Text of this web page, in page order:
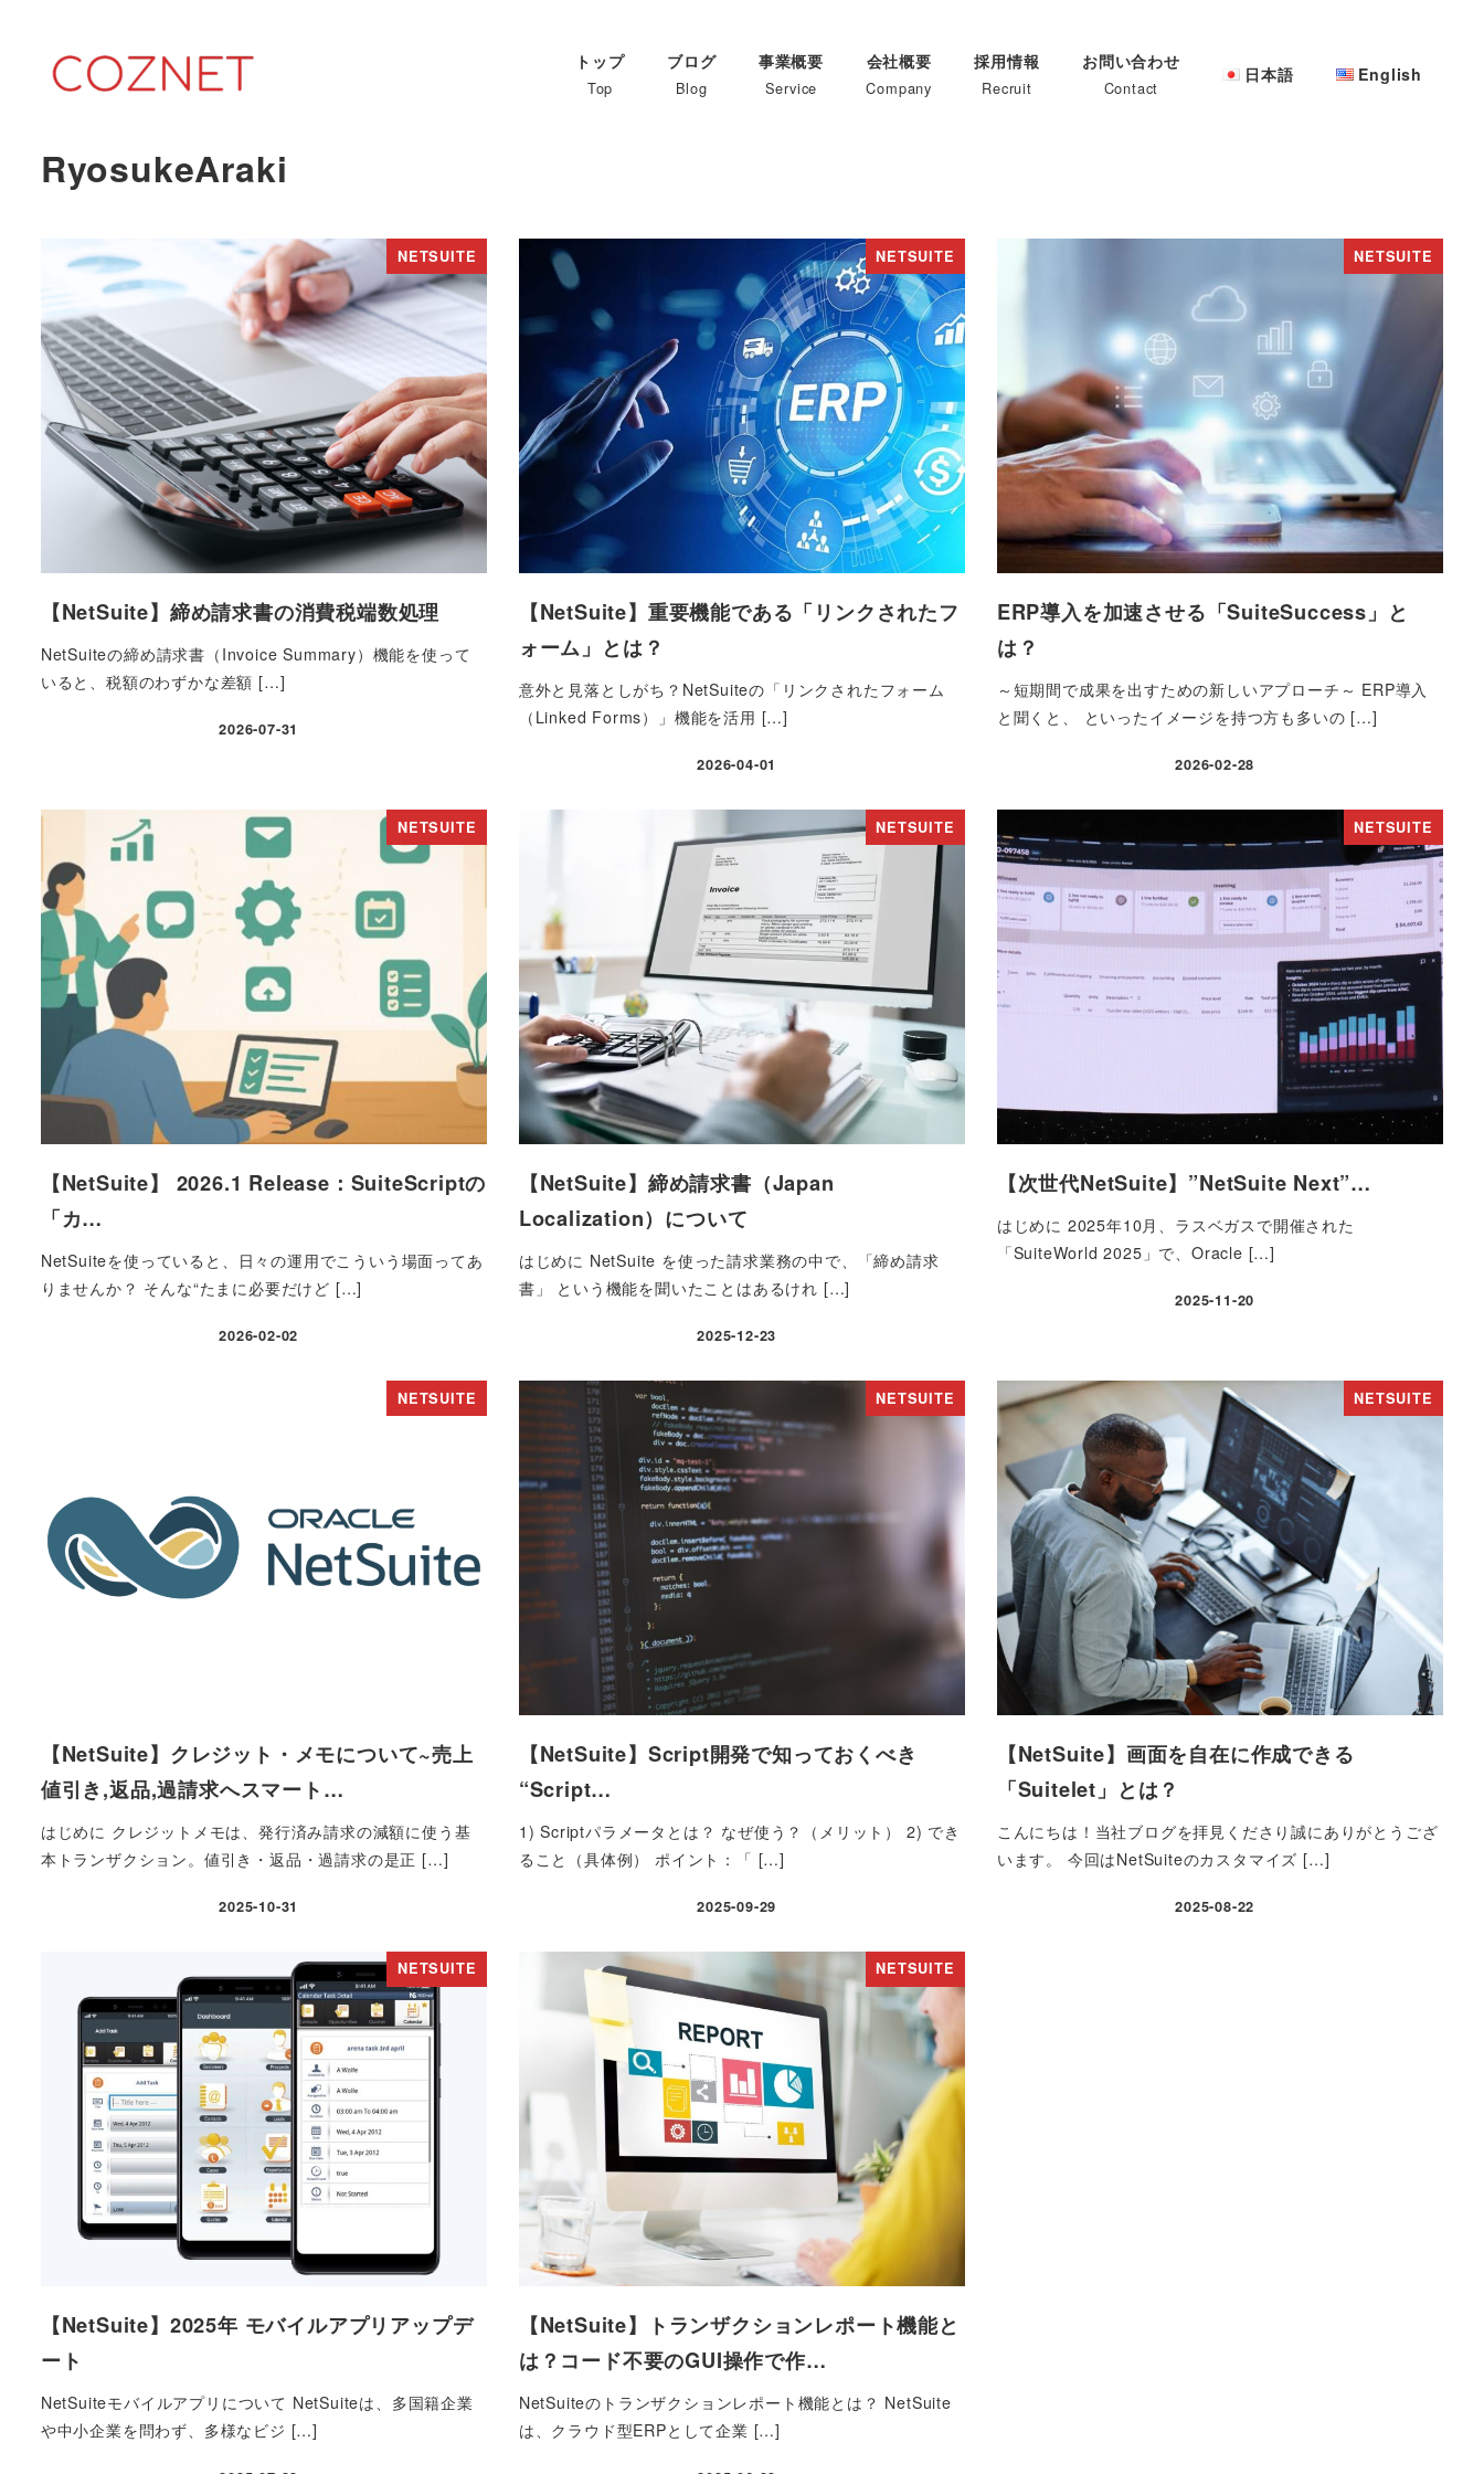
トップ
Top
ブログ
Blog
事業概要
Service
会社概要
Company
採用情報
Recruit
お問い合わせ
Contact
日本語 English
RyosukeAraki
NETSUITE
【NetSuite】締め請求書の消費税端数処理
NetSuiteの締め請求書（Invoice Summary）機能を使って
いると、税額のわずかな差額 […]
投稿日
2026-07-31
NETSUITE
【NetSuite】重要機能である「リンクされたフ
ォーム」とは？
意外と見落としがち？NetSuiteの「リンクされたフォーム
（Linked Forms）」機能を活用 […]
投稿日
2026-04-01
NETSUITE
ERP導入を加速させる「SuiteSuccess」と
は？
～短期間で成果を出すための新しいアプローチ～ ERP導入
と聞くと、 といったイメージを持つ方も多いの […]
投稿日
2026-02-28
NETSUITE
【NetSuite】 2026.1 Release：SuiteScriptの
「カ…
NetSuiteを使っていると、日々の運用でこういう場面ってあ
りませんか？ そんな“たまに必要だけど […]
投稿日
2026-02-02
NETSUITE
【NetSuite】締め請求書（Japan
Localization）について
はじめに NetSuite を使った請求業務の中で、「締め請求
書」 という機能を聞いたことはあるけれ […]
投稿日
2025-12-23
NETSUITE
【次世代NetSuite】”NetSuite Next”…
はじめに 2025年10月、ラスベガスで開催された
「SuiteWorld 2025」で、Oracle […]
投稿日
2025-11-20
NETSUITE
【NetSuite】クレジット・メモについて~売上
値引き,返品,過請求へスマート…
はじめに クレジットメモは、発行済み請求の減額に使う基
本トランザクション。値引き・返品・過請求の是正 […]
投稿日
2025-10-31
NETSUITE
【NetSuite】Script開発で知っておくべき
“Script…
1) Scriptパラメータとは？ なぜ使う？（メリット） 2) でき
ること（具体例） ポイント：「 […]
投稿日
2025-09-29
NETSUITE
【NetSuite】画面を自在に作成できる
「Suitelet」とは？
こんにちは！当社ブログを拝見くださり誠にありがとうござ
います。 今回はNetSuiteのカスタマイズ […]
投稿日
2025-08-22
NETSUITE
【NetSuite】2025年 モバイルアプリアップデ
ート
NetSuiteモバイルアプリについて NetSuiteは、多国籍企業
や中小企業を問わず、多様なビジ […]
NETSUITE
【NetSuite】トランザクションレポート機能と
は？コード不要のGUI操作で作…
NetSuiteのトランザクションレポート機能とは？ NetSuite
は、クラウド型ERPとして企業 […]